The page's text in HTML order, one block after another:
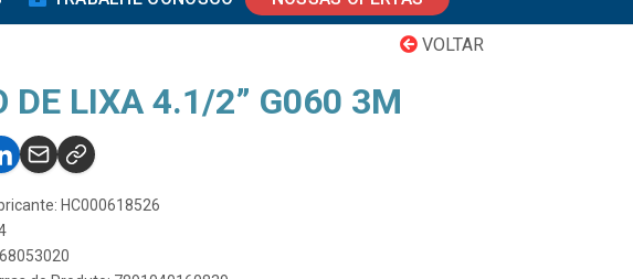
VOLTAR
DE LIXA 4.1/2” G060 3M
HC000618526